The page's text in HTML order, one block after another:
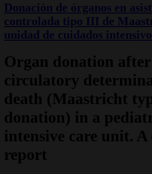
Donación de órganos en
controlada tipo III de
unidad de cuidados
Organ donation after
circulatory
death (Maastricht
donation) in a
intensive care unit. A
report